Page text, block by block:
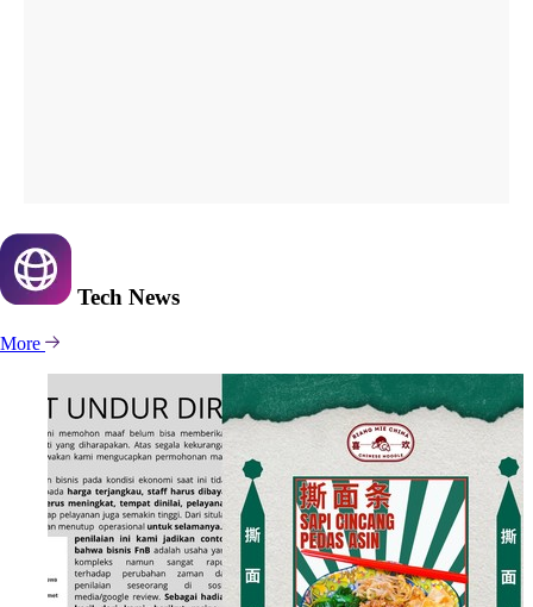
Tech News
More